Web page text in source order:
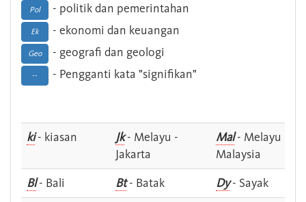
Pol - politik dan pemerintahan
Ek - ekonomi dan keuangan
Geo - geografi dan geologi
-- - Pengganti kata "signifikan"
ki- kiasan Jk- Melayu -
Jakarta
Mal- Melayu -
Malaysia
Bl- Bali Bt- Batak Dy- Sayak